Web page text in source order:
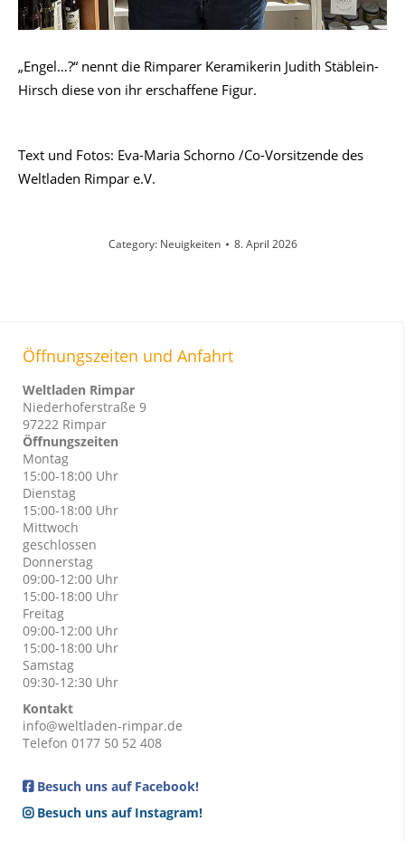
„Engel…?“ nennt die Rimparer Keramikerin Judith Stäblein-
Hirsch diese von ihr erschaffene Figur.
Text und Fotos: Eva-Maria Schorno /Co-Vorsitzende des
Weltladen Rimpar e.V.
Category: Neuigkeiten 8. April 2026
Öffnungszeiten und Anfahrt
Weltladen Rimpar
Niederhoferstraße 9
97222 Rimpar
Öffnungszeiten
Montag
15:00-18:00 Uhr
Dienstag
15:00-18:00 Uhr
Mittwoch
geschlossen
Donnerstag
09:00-12:00 Uhr
15:00-18:00 Uhr
Freitag
09:00-12:00 Uhr
15:00-18:00 Uhr
Samstag
09:30-12:30 Uhr
Kontakt
info@weltladen-rimpar.de
Telefon 0177 50 52 408
Besuch uns auf Facebook!
Besuch uns auf Instagram!